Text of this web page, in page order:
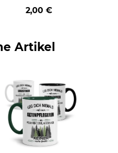
2,00 €
Artikel